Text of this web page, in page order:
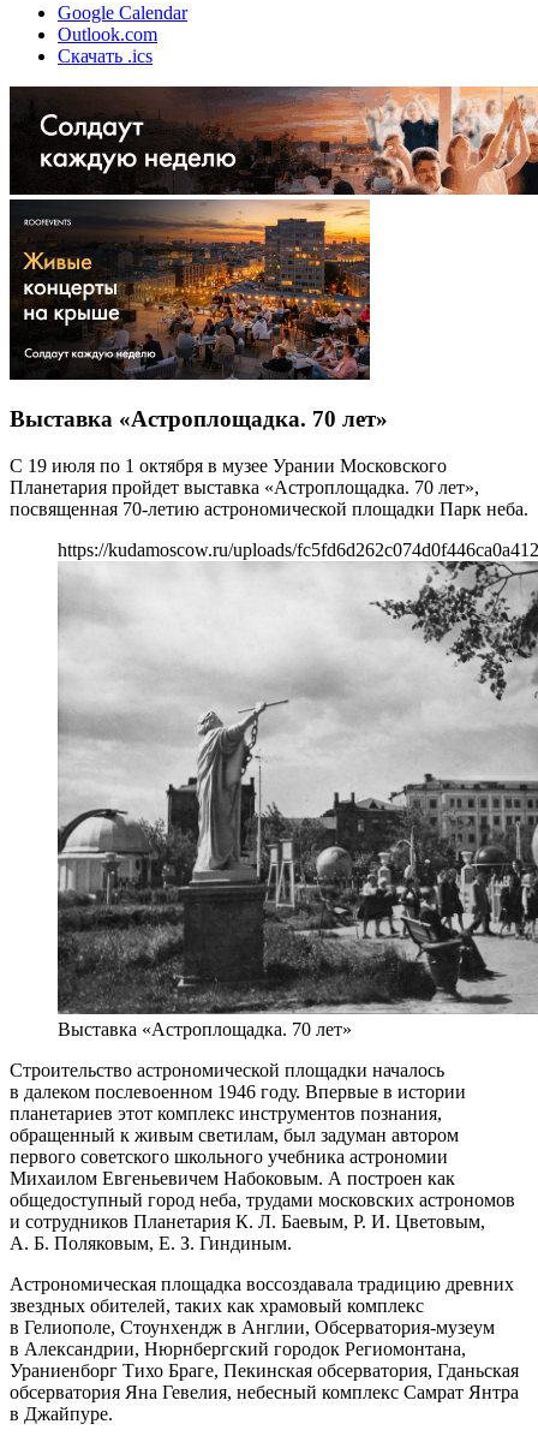
Google Calendar
Outlook.com
Скачать .ics
Выставка «Астроплощадка. 70 лет»
С 19 июля по 1 октября в музее Урании Московского
Планетария пройдет выставка «Астроплощадка. 70 лет»,
посвященная 70-летию астрономической площадки Парк неба.
https://kudamoscow.ru/uploads/
Выставка «Астроплощадка. 70 лет»
Строительство астрономической площадки началось
в далеком послевоенном 1946 году. Впервые в истории
планетариев этот комплекс инструментов познания,
обращенный к живым светилам, был задуман автором
первого советского школьного учебника астрономии
Михаилом Евгеньевичем Набоковым. А построен как
общедоступный город неба, трудами московских астрономов
и сотрудников Планетария К. Л. Баевым, Р. И. Цветовым,
А. Б. Поляковым, Е. З. Гиндиным.
Астрономическая площадка воссоздавала традицию древних
звездных обителей, таких как храмовый комплекс
в Гелиополе, Стоунхендж в Англии, Обсерватория-музеум
в Александрии, Нюрнбергский городок Региомонтана,
Ураниенборг Тихо Браге, Пекинская обсерватория, Гданьская
обсерватория Яна Гевелия, небесный комплекс Самрат Янтра
в Джайпуре.